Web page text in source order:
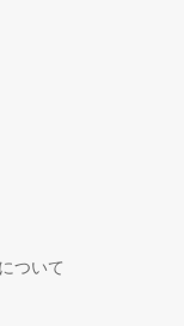
ついて